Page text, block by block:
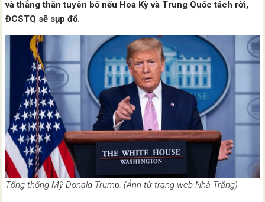
và thẳng thắn tuyên bố nếu Hoa Kỳ và Trung Quốc tách rời,
ĐCSTQ sẽ sụp đổ.
Tổng thống Mỹ Donald Trump. (Ảnh từ trang web Nhà Trắng)